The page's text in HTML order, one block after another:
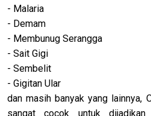
- Malaria
- Demam
- Membunug Serangga
- Sait Gigi
- Sembelit
- Gigitan Ular
dan masih banyak yang lainnya,
sangat cocok untuk